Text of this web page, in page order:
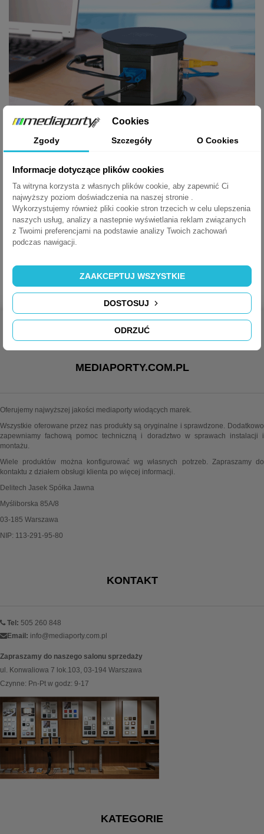
LIFT - instrukcja
LIFT - instrukcja
MEDIAPORTY.COM.PL
Oferujemy najwyższej jakości mediaporty wiodących marek.
Wszystkie oferowane przez nas produkty są oryginalne i sprawdzone. Dodatkowo
zapewniamy fachową pomoc techniczną i doradztwo w sprawach instalacji i
montażu.
Wiele produktów można konfigurować wg własnych potrzeb. Zapraszamy do
kontaktu z działem obsługi klienta po więcej informacji.
Delitech Jasek Spółka Jawna
Myśliborska 85A/8
03-185 Warszawa
NIP: 113-291-95-80
KONTAKT
Tel: 505 260 848
Email: info@mediaporty.com.pl
Zapraszamy do naszego salonu sprzedaży
ul. Konwaliowa 7 lok.103, 03-194 Warszawa
Czynne: Pn-Pt w godz: 9-17
KATEGORIE
Cookies
Zgody Szczegóły O Cookies
Informacje dotyczące plików cookies
Ta witryna korzysta z własnych plików cookie, aby zapewnić Ci
najwyższy poziom doświadczenia na naszej stronie .
Wykorzystujemy również pliki cookie stron trzecich w celu ulepszenia
naszych usług, analizy a nastepnie wyświetlania reklam związanych
z Twoimi preferencjami na podstawie analizy Twoich zachowań
podczas nawigacji.
ODRZUĆ
DOSTOSUJ
ZAAKCEPTUJ WSZYSTKIE